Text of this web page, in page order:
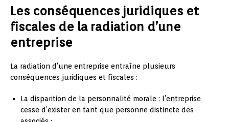
Les conséquences juridiques et
fiscales de la radiation d’une
entreprise
La radiation d’une entreprise entraîne plusieurs
conséquences juridiques et fiscales :
La disparition de la personnalité morale : l’entreprise
cesse d’exister en tant que personne distincte des